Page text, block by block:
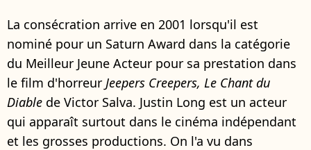
La consécration arrive en 2001 lorsqu'il est
nominé pour un Saturn Award dans la catégorie
du Meilleur Jeune Acteur pour sa prestation dans
le film d'horreur Jeepers Creepers, Le Chant du
Diable de Victor Salva. Justin Long est un acteur
qui apparaît surtout dans le cinéma indépendant
et les grosses productions. On l'a vu dans